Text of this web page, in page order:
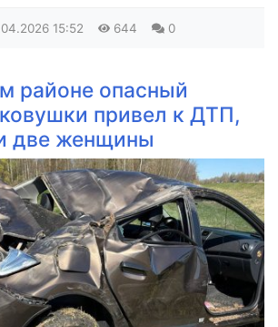
15:52 644 0
районе опасный
привел к ДТП,
две женщины